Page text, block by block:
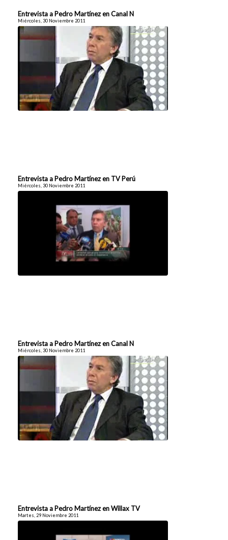
Entrevista a Pedro Martínez en Canal N
Miércoles, 30 Noviembre 2011
Entrevista a Pedro Martínez en TV Perú
Miércoles, 30 Noviembre 2011
Entrevista a Pedro Martínez en Canal N
Miércoles, 30 Noviembre 2011
Entrevista a Pedro Martínez en Willax TV
Martes, 29 Noviembre 2011